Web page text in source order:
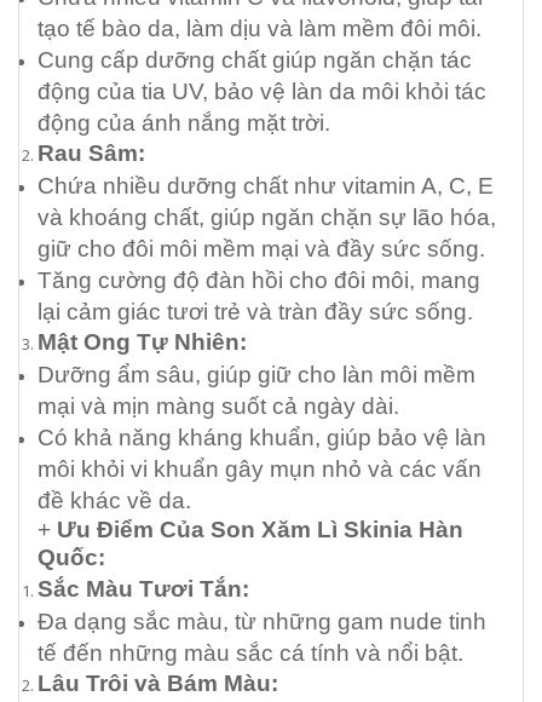
tạo tế bào da, làm dịu và làm mềm đôi môi.
Cung cấp dưỡng chất giúp ngăn chặn tác
động của tia UV, bảo vệ làn da môi khỏi tác
động của ánh nắng mặt trời.
Rau Sâm:
Chứa nhiều dưỡng chất như vitamin A, C, E
và khoáng chất, giúp ngăn chặn sự lão hóa,
giữ cho đôi môi mềm mại và đầy sức sống.
Tăng cường độ đàn hồi cho đôi môi, mang
lại cảm giác tươi trẻ và tràn đầy sức sống.
Mật Ong Tự Nhiên:
Dưỡng ẩm sâu, giúp giữ cho làn môi mềm
mại và mịn màng suốt cả ngày dài.
Có khả năng kháng khuẩn, giúp bảo vệ làn
môi khỏi vi khuẩn gây mụn nhỏ và các vấn
đề khác về da.
+ Ưu Điểm Của Son Xăm Lì Skinia Hàn
Quốc:
Sắc Màu Tươi Tắn:
Đa dạng sắc màu, từ những gam nude tinh
tế đến những màu sắc cá tính và nổi bật.
Lâu Trôi và Bám Màu: